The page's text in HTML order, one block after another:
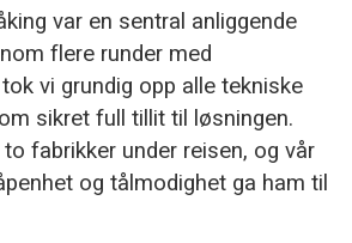
var en sentral anliggende
flere runder med
vi grundig opp alle tekniske
sikret full tillit til løsningen.
fabrikker under reisen, og vår
og tålmodighet ga ham til